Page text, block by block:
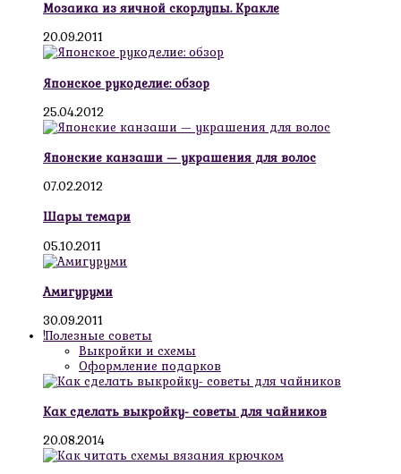
Мозаика из яичной скорлупы. Кракле
20.09.2011
Японское рукоделие: обзор
25.04.2012
Японские канзаши — украшения для волос
07.02.2012
Шары темари
05.10.2011
Амигуруми
30.09.2011
!Полезные советы
Выкройки и схемы
Оформление подарков
Как сделать выкройку- советы для чайников
20.08.2014